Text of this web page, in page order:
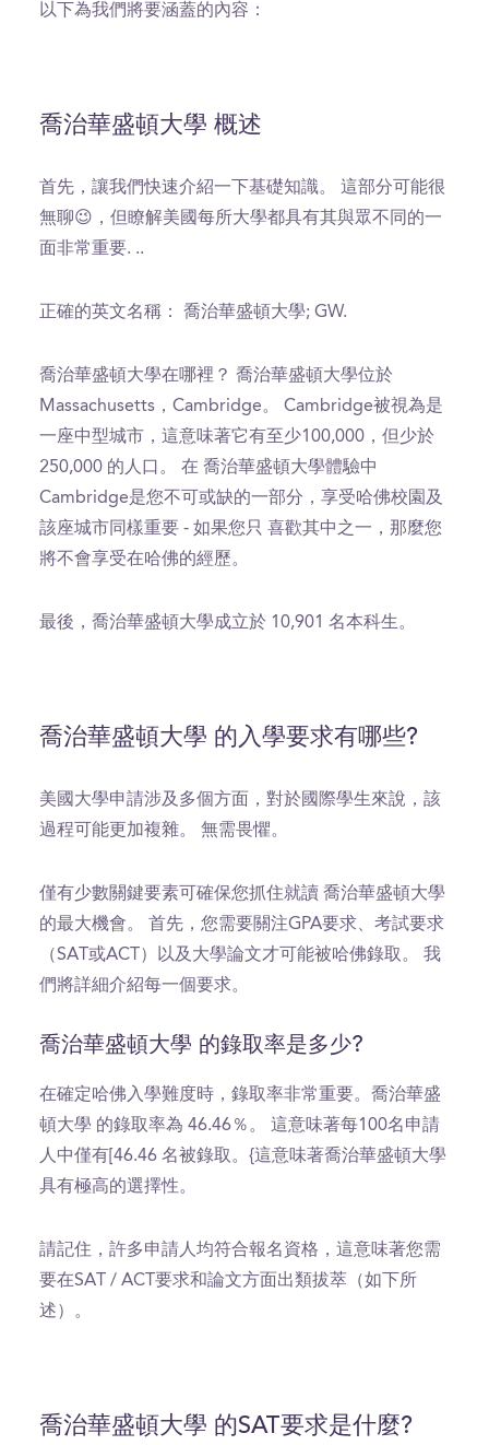
以下為我們將要涵蓋的內容：
喬治華盛頓大學 概述
首先，讓我們快速介紹一下基礎知識。 這部分可能很
無聊😉，但瞭解美國每所大學都具有其與眾不同的一
面非常重要. ..
正確的英文名稱： 喬治華盛頓大學; GW.
喬治華盛頓大學在哪裡？ 喬治華盛頓大學位於
Massachusetts，Cambridge。 Cambridge被視為是
一座中型城市，這意味著它有至少100,000，但少於
250,000 的人口。 在 喬治華盛頓大學體驗中
Cambridge是您不可或缺的一部分，享受哈佛校園及
該座城市同樣重要 - 如果您只 喜歡其中之一，那麼您
將不會享受在哈佛的經歷。
最後，喬治華盛頓大學成立於 10,901 名本科生。
喬治華盛頓大學 的入學要求有哪些?
美國大學申請涉及多個方面，對於國際學生來說，該
過程可能更加複雜。 無需畏懼。
僅有少數關鍵要素可確保您抓住就讀 喬治華盛頓大學
的最大機會。 首先，您需要關注GPA要求、考試要求
（SAT或ACT）以及大學論文才可能被哈佛錄取。 我
們將詳細介紹每一個要求。
喬治華盛頓大學 的錄取率是多少?
在確定哈佛入學難度時，錄取率非常重要。喬治華盛
頓大學 的錄取率為 46.46％。 這意味著每100名申請
人中僅有[46.46 名被錄取。{這意味著喬治華盛頓大學
具有極高的選擇性。
請記住，許多申請人均符合報名資格，這意味著您需
要在SAT / ACT要求和論文方面出類拔萃（如下所
述）。
喬治華盛頓大學 的SAT要求是什麼?